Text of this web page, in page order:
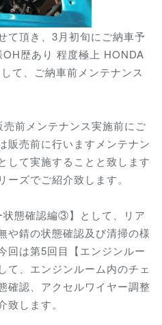
て頂き、3月初旬にご納車予
歴あり 程度極上 HONDA
て、ご納車前メンテナンス
前メンテナンス実施前にご
販売前に行いますメンテナン
して実施することと致します
ズでご紹介致します。
態確認編③】として、リア
や錆の状態確認及び清掃の様
回は第5回目【エンジンルー
て、エンジンルーム内のチェ
確認、アクセルワイヤー調整
します。